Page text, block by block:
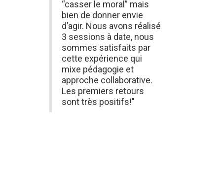
“casser le moral” mais
bien de donner envie
d’agir. Nous avons réalisé
3 sessions à date, nous
sommes satisfaits par
cette expérience qui
mixe pédagogie et
approche collaborative.
Les premiers retours
sont très positifs!"